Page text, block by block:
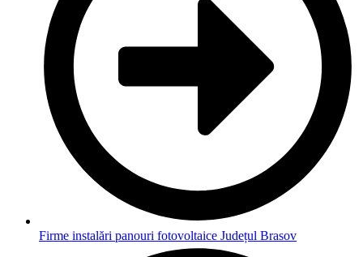
Firme instalări panouri fotovoltaice Județul Brasov